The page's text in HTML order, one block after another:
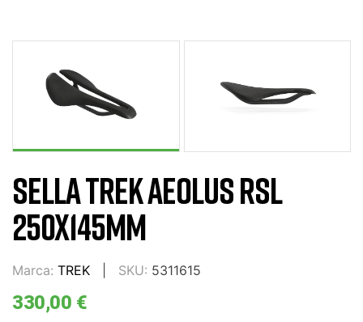
SELLA TREK AEOLUS RSL
250X145MM
Marca: TREK SKU: 5311615
330,00 €